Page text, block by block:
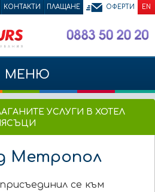
КОНТАКТИ ПЛАЩАНЕ ОФЕРТИ EN
МЕНЮ
УСЛУГИ В ХОТЕЛ
Метропол
се към